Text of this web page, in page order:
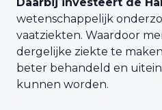
Daarbij investeert de
wetenschappelijk
vaatziekten. Waardoor
dergelijke ziekte te
beter behandeld en
kunnen worden.